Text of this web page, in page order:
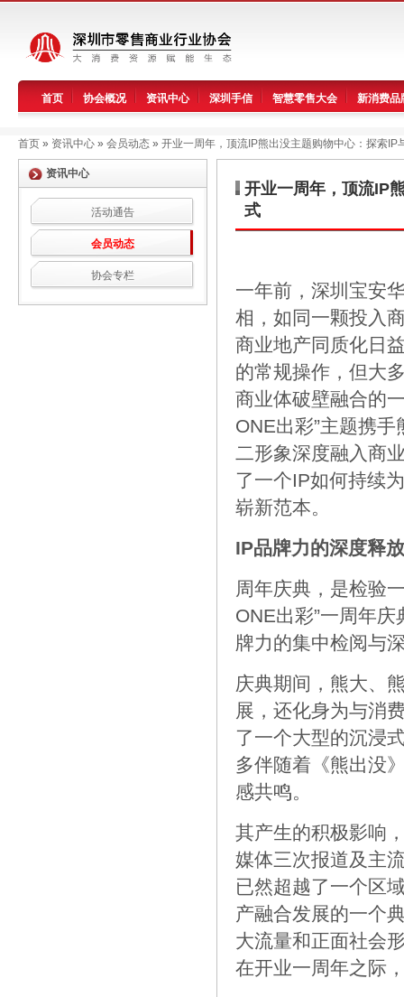
首页 协会概况 资讯中心 深圳手信 智慧零售大会 新消费品
首页 » 资讯中心 » 会员动态 » 开业一周年，顶流IP熊出没主题购物中心：探索IP
资讯中心
活动通告
会员动态
协会专栏
开业一周年，顶流IP
式
一年前，深圳宝安
相，如同一颗投入
商业地产同质化日
的常规操作，但大
商业体破壁融合的
ONE出彩”主题携
二形象深度融入商
了一个IP如何持续
崭新范本。
IP品牌力的深度释
周年庆典，是检验
ONE出彩”一周年
牌力的集中检阅与
庆典期间，熊大、
展，还化身为与消
了一个大型的沉浸
多伴随着《熊出没
感共鸣。
其产生的积极影响
媒体三次报道及主
已然超越了一个区
产融合发展的一个
大流量和正面社会
在开业一周年之际